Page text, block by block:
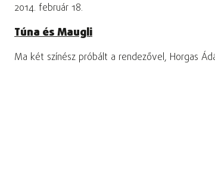
2014. február 18.
Túna és Maugli
Ma két színész próbált a rendezővel, Horgas